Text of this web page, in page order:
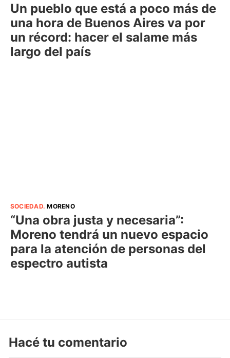
Un pueblo que está a poco más de
una hora de Buenos Aires va por
un récord: hacer el salame más
largo del país
SOCIEDAD.MORENO
“Una obra justa y necesaria”:
Moreno tendrá un nuevo espacio
para la atención de personas del
espectro autista
Hacé tu comentario